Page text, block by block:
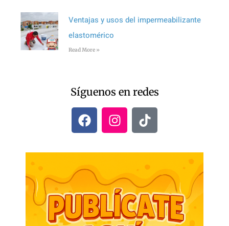
Ventajas y usos del impermeabilizante
elastomérico
Read More »
Síguenos en redes